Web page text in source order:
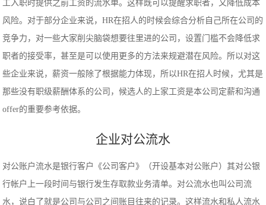
工入职时提供之前工资的流水单。这样既可以提醒求职者，又降低成本
风险。对于部分企业来说，HR在招人的时候会综合分析自己所在公司的
竞争力，对一些大家削尖脑袋想要往里进的公司，设置门槛不会降低求
职者的接受率，甚至是可以使用更多的方法来规避潜在风险。所以对这
些企业来说，薪资一般除了根据能力体现，所以HR在招人时候，尤其是
那些没有职级薪酬体系的公司，候选人的上家工资是本公司定薪和沟通
offer的重要参考依据。
企业对公流水
对公账户流水是银行客户《公司客户》（开设基本对公账户）其对公银
行帐户上一段时间与银行发生存取款业务清单。对公流水也叫公司流
水，说白了就是公司与公司之间账目往来的记录。这样流水和私人流水